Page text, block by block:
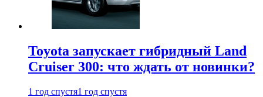
Toyota запускает гибридный Land
Cruiser 300: что ждать от новинки?
1 год спустя1 год спустя